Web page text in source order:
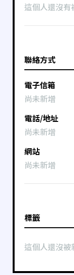
這個人還沒
聯絡方式
電子信箱
尚未新增
電話/地址
尚未新增
網站
尚未新增
標籤
這個人還沒